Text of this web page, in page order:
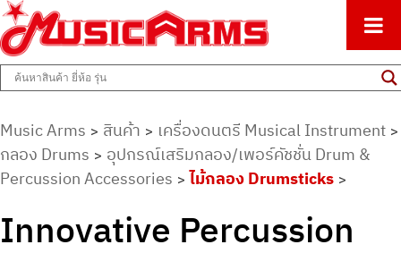
Music Arms
ศูนย์รวมครื่องดนตรีทุกชนิด ตั้งแต่เริ่มต้นถึงมืออาชีพ
Music Arms > สินค้า > เครื่องดนตรี Musical Instrument >
กลอง Drums > อุปกรณ์เสริมกลอง/เพอร์คัชชั่น Drum &
Percussion Accessories > ไม้กลอง Drumsticks >
Innovative Percussion